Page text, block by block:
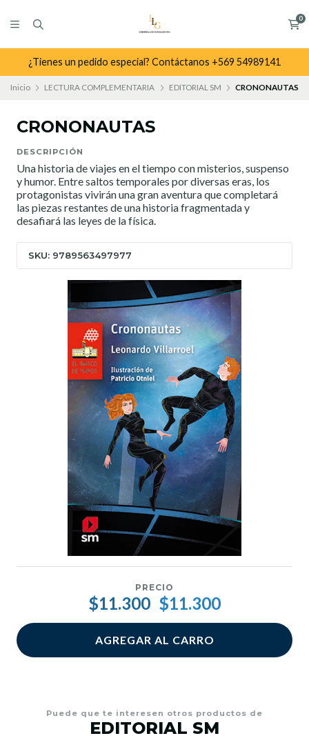
0
¿Tienes un pedido especial? Contáctanos +569 54989141
Inicio LECTURA COMPLEMENTARIA EDITORIAL SM CRONONAUTAS
CRONONAUTAS
DESCRIPCIÓN
Una historia de viajes en el tiempo con misterios, suspenso
y humor. Entre saltos temporales por diversas eras, los
protagonistas vivirán una gran aventura que completará
las piezas restantes de una historia fragmentada y
desafiará las leyes de la física.
SKU: 9789563497977
PRECIO
$11.300 $11.300
AGREGAR AL CARRO
Puede que te interesen otros productos de
EDITORIAL SM